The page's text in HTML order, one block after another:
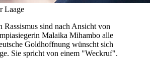
Laage
Rassismus sind nach Ansicht von
Malaika Mihambo alle
Goldhoffnung wünscht sich
Sie spricht von einem "Weckruf".